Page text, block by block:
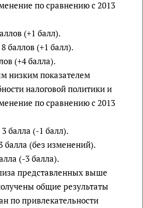
по сравнению с 2013
(+1 балл).
баллов (+1 балл).
(+4 балла).
низким показателем
налоговой политики и
по сравнению с 2013
балла (-1 балл).
балла (без изменений).
(-3 балла).
представленных выше
общие результаты
по привлекательности